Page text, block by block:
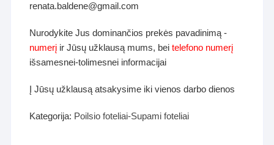
renata.baldene@gmail.com
Nurodykite Jus dominančios prekės pavadinimą -
numerį ir Jūsų užklausą mums, beitelefono numerį
išsamesnei-tolimesnei informacijai
Į Jūsų užklausą atsakysime iki vienos darbo dienos
Kategorija: Poilsio foteliai-Supami foteliai